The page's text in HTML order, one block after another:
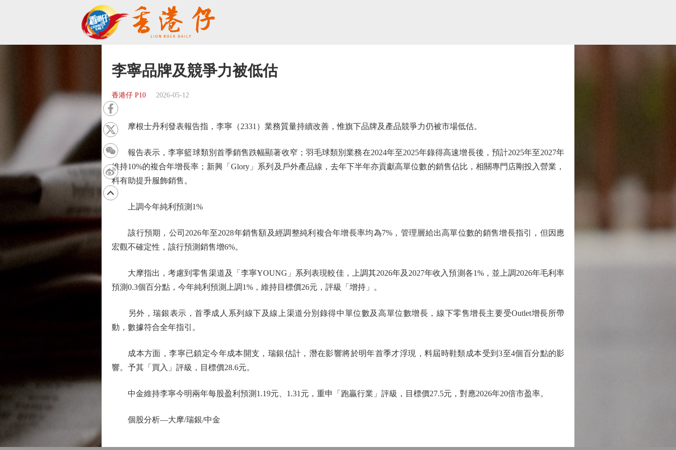
李寧品牌及競爭力被低估
香港仔 P10 2026-05-12
摩根士丹利發表報告指，李寧（2331）業務質量持續改善，惟旗下品牌及產品競爭力仍被市場低估。
報告表示，李寧籃球類別首季銷售跌幅顯著收窄；羽毛球類別業務在2024年至2025年錄得高速增長後，預計2025年至2027年
維持10%的複合年增長率；新興「Glory」系列及戶外產品線，去年下半年亦貢獻高單位數的銷售佔比，相關專門店剛投入營業，
料有助提升服飾銷售。
上調今年純利預測1%
該行預期，公司2026年至2028年銷售額及經調整純利複合年增長率均為7%，管理層給出高單位數的銷售增長指引，但因應
宏觀不確定性，該行預測銷售增6%。
大摩指出，考慮到零售渠道及「李寧YOUNG」系列表現較佳，上調其2026年及2027年收入預測各1%，並上調2026年毛利率
預測0.3個百分點，今年純利預測上調1%，維持目標價26元，評級「增持」。
另外，瑞銀表示，首季成人系列線下及線上渠道分別錄得中單位數及高單位數增長，線下零售增長主要受Outlet增長所帶
動，數據符合全年指引。
成本方面，李寧已鎖定今年成本開支，瑞銀估計，潛在影響將於明年首季才浮現，料屆時鞋類成本受到3至4個百分點的影
響。予其「買入」評級，目標價28.6元。
中金維持李寧今明兩年每股盈利預測1.19元、1.31元，重申「跑贏行業」評級，目標價27.5元，對應2026年20倍市盈率。
個股分析—大摩/瑞銀/中金